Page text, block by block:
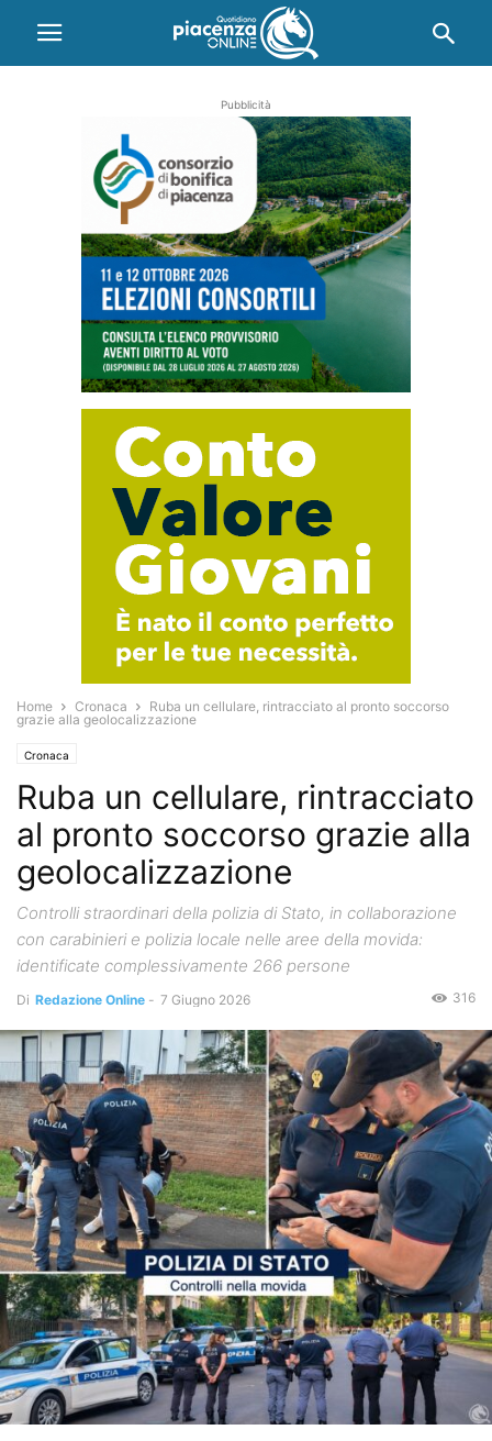
Pubblicità
Home Cronaca
Ruba un cellulare, rintracciato al pronto soccorso
grazie alla geolocalizzazione
Cronaca
Ruba un cellulare, rintracciato
al pronto soccorso grazie alla
geolocalizzazione
Controlli straordinari della polizia di Stato, in collaborazione
con carabinieri e polizia locale nelle aree della movida:
identificate complessivamente 266 persone
Di Redazione Online - 7 Giugno 2026 316